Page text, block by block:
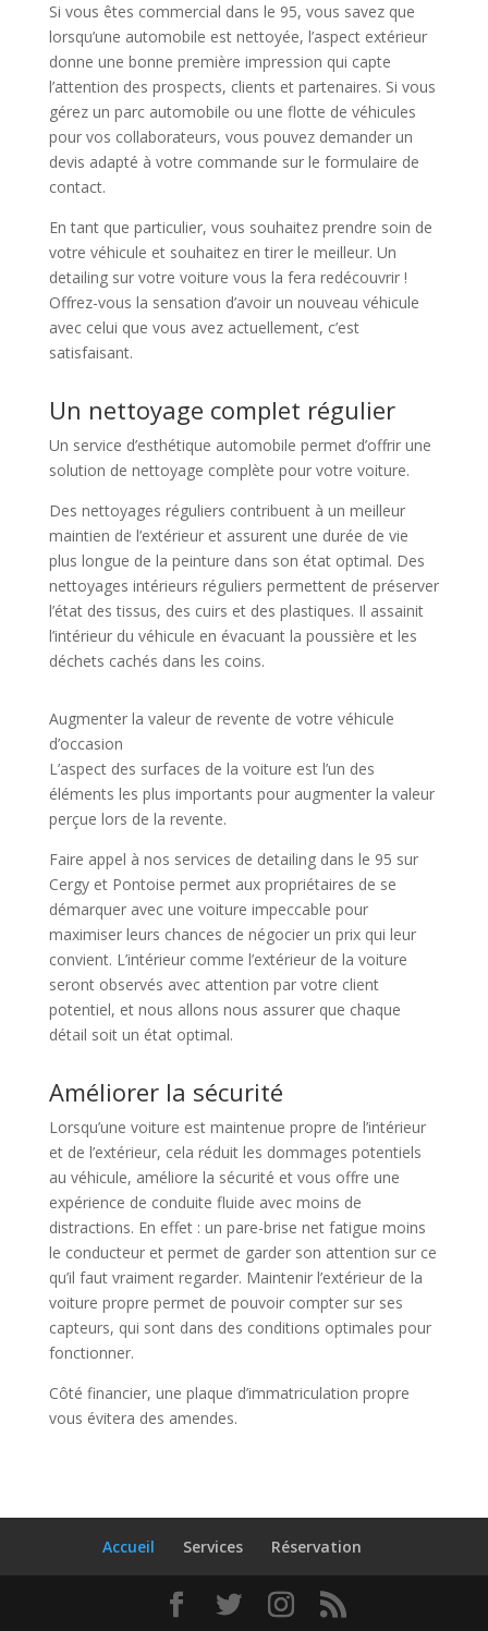
Si vous êtes commercial dans le 95, vous savez que
lorsqu’une automobile est nettoyée, l’aspect extérieur
donne une bonne première impression qui capte
l’attention des prospects, clients et partenaires. Si vous
gérez un parc automobile ou une flotte de véhicules
pour vos collaborateurs, vous pouvez demander un
devis adapté à votre commande sur le formulaire de
contact.
En tant que particulier, vous souhaitez prendre soin de
votre véhicule et souhaitez en tirer le meilleur. Un
detailing sur votre voiture vous la fera redécouvrir !
Offrez-vous la sensation d’avoir un nouveau véhicule
avec celui que vous avez actuellement, c’est
satisfaisant.
Un nettoyage complet régulier
Un service d’esthétique automobile permet d’offrir une
solution de nettoyage complète pour votre voiture.
Des nettoyages réguliers contribuent à un meilleur
maintien de l’extérieur et assurent une durée de vie
plus longue de la peinture dans son état optimal. Des
nettoyages intérieurs réguliers permettent de préserver
l’état des tissus, des cuirs et des plastiques. Il assainit
l’intérieur du véhicule en évacuant la poussière et les
déchets cachés dans les coins.
Augmenter la valeur de revente de votre véhicule
d’occasion
L’aspect des surfaces de la voiture est l’un des
éléments les plus importants pour augmenter la valeur
perçue lors de la revente.
Faire appel à nos services de detailing dans le 95 sur
Cergy et Pontoise permet aux propriétaires de se
démarquer avec une voiture impeccable pour
maximiser leurs chances de négocier un prix qui leur
convient. L’intérieur comme l’extérieur de la voiture
seront observés avec attention par votre client
potentiel, et nous allons nous assurer que chaque
détail soit un état optimal.
Améliorer la sécurité
Lorsqu’une voiture est maintenue propre de l’intérieur
et de l’extérieur, cela réduit les dommages potentiels
au véhicule, améliore la sécurité et vous offre une
expérience de conduite fluide avec moins de
distractions. En effet : un pare-brise net fatigue moins
le conducteur et permet de garder son attention sur ce
qu’il faut vraiment regarder. Maintenir l’extérieur de la
voiture propre permet de pouvoir compter sur ses
capteurs, qui sont dans des conditions optimales pour
fonctionner.
Côté financier, une plaque d’immatriculation propre
vous évitera des amendes.
Accueil Services Réservation